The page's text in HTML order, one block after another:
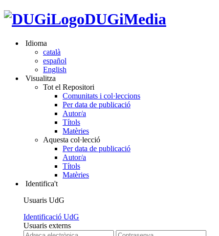
DUGiMedia
Idioma
català
español
English
Visualitza
Tot el Repositori
Comunitats i col·leccions
Per data de publicació
Autor/a
Títols
Matèries
Aquesta col·lecció
Per data de publicació
Autor/a
Títols
Matèries
Identifica't
Usuaris UdG
Identificació UdG
Usuaris externs